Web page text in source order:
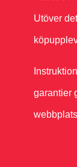
Utöver
garantier